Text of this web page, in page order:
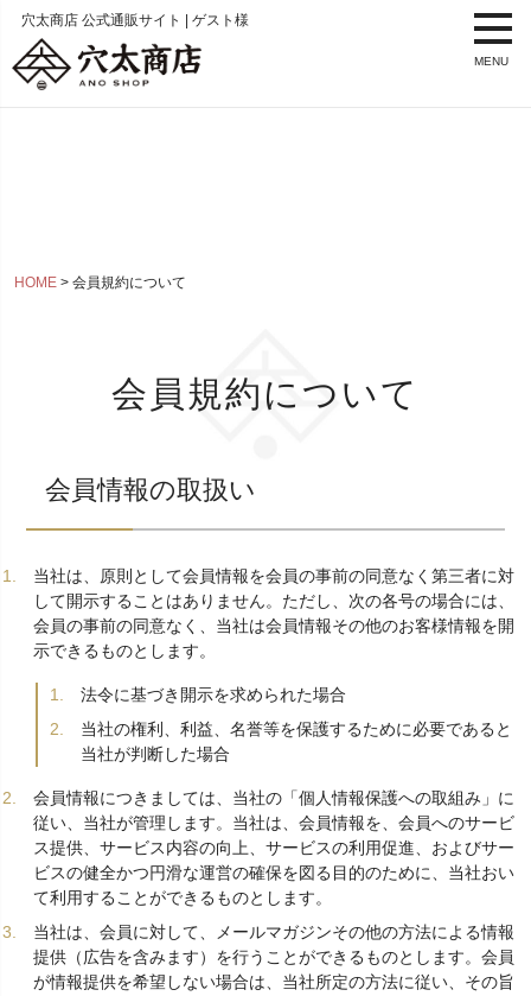
穴太商店 公式通販サイト | ゲスト様
MENU
HOME 会員規約について
会員規約について
会員情報の取扱い
当社は、原則として会員情報を会員の事前の同意なく第三者に対
して開示することはありません。ただし、次の各号の場合には、
会員の事前の同意なく、当社は会員情報その他のお客様情報を開
示できるものとします。
法令に基づき開示を求められた場合
当社の権利、利益、名誉等を保護するために必要であると
当社が判断した場合
会員情報につきましては、当社の「個人情報保護への取組み」に
従い、当社が管理します。当社は、会員情報を、会員へのサービ
ス提供、サービス内容の向上、サービスの利用促進、およびサー
ビスの健全かつ円滑な運営の確保を図る目的のために、当社おい
て利用することができるものとします。
当社は、会員に対して、メールマガジンその他の方法による情報
提供（広告を含みます）を行うことができるものとします。会員
が情報提供を希望しない場合は、当社所定の方法に従い、その旨